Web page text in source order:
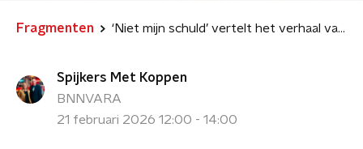
Fragmenten ‘Niet mijn schuld’ vertelt het verhaal van de kinderen van toeslagenouders
Spijkers Met Koppen
BNNVARA
21 februari 2026 12:00 - 14:00